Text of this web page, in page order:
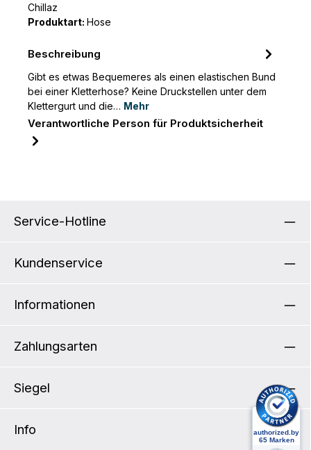
Chillaz
Produktart: Hose
Beschreibung
Gibt es etwas Bequemeres als einen elastischen Bund
bei einer Kletterhose? Keine Druckstellen unter dem
Klettergurt und die… Mehr
Verantwortliche Person für Produktsicherheit
Service-Hotline
Kundenservice
Informationen
Zahlungsarten
Siegel
Info